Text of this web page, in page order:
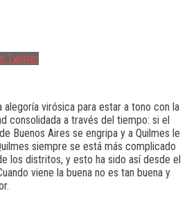
Twitter
alegoría virósica para estar a tono con la
consolidada a través del tiempo: si el
Buenos Aires se engripa y a Quilmes le
siempre se está más complicado
los distritos, y esto ha sido así desde el
viene la buena no es tan buena y